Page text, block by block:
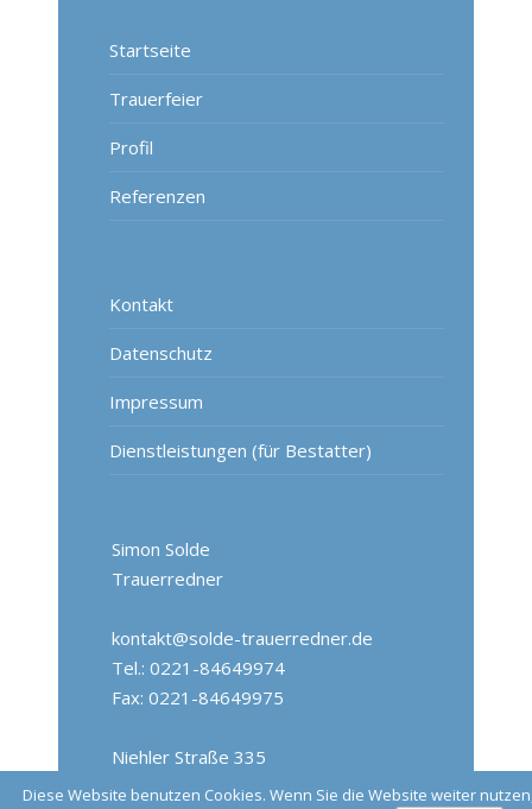
Startseite
Trauerfeier
Profil
Referenzen
Kontakt
Datenschutz
Impressum
Dienstleistungen (für Bestatter)
Simon Solde
Trauerredner
kontakt@solde-trauerredner.de
Tel.: 0221-84649974
Fax: 0221-84649975
Niehler Straße 335
50735 Köln
Diese Website benutzen Cookies. Wenn Sie die Website weiter